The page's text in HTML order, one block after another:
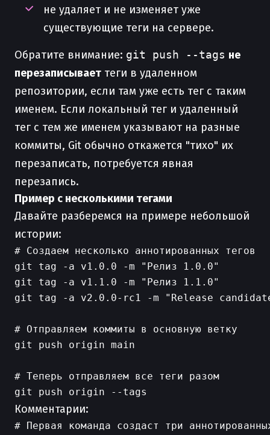
не удаляет и не изменяет уже
существующие теги на сервере.
Обратите внимание: git push --tags не
перезаписывает теги в удаленном
репозитории, если там уже есть тег с таким
именем. Если локальный тег и удаленный
тег с тем же именем указывают на разные
коммиты, Git обычно откажется "тихо" их
перезаписать, потребуется явная
перезапись.
Пример с несколькими тегами
Давайте разберемся на примере небольшой
истории:
# Создаем несколько аннотированных тегов
git tag -a v1.0.0 -m "Релиз 1.0.0"
git tag -a v1.1.0 -m "Релиз 1.1.0"
git tag -a v2.0.0-rc1 -m "Release
# Отправляем коммиты в основную ветку
git push origin main
# Теперь отправляем все теги разом
Комментарии:
# Первая команда создаст три